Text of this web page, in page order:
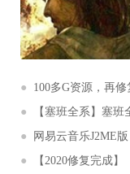
●
100多G资源，再修
●
【塞班全系】塞班
●
网易云音乐J2ME版
●
【2020修复完成